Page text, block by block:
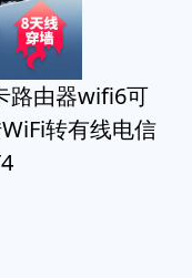
路由器wifi6可
转有线电信